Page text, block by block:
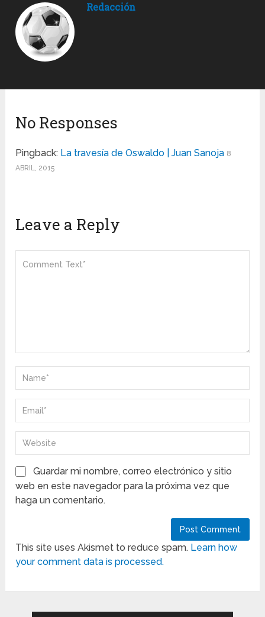
Redacción
No Responses
Pingback: La travesía de Oswaldo | Juan Sanoja 8
ABRIL, 2015
Leave a Reply
Guardar mi nombre, correo electrónico y sitio
web en este navegador para la próxima vez que
haga un comentario.
This site uses Akismet to reduce spam. Learn how
your comment data is processed.